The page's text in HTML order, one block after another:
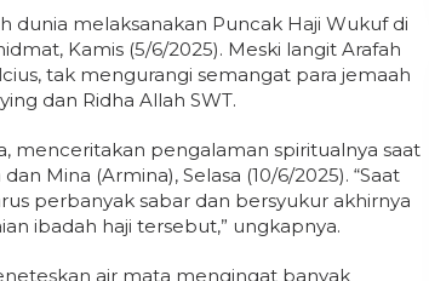
dunia melaksanakan Puncak Haji Wukuf di
Kamis (5/6/2025). Meski langit Arafah
tak mengurangi semangat para jemaah
dan Ridha Allah SWT.
menceritakan pengalaman spiritualnya saat
Mina (Armina), Selasa (10/6/2025). “Saat
perbanyak sabar dan bersyukur akhirnya
ibadah haji tersebut,” ungkapnya.
air mata mengingat banyak